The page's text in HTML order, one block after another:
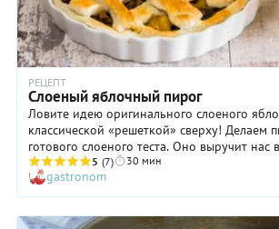
РЕЦЕПТ
Слоеный яблочный пирог
Ловите идею оригинального слоеного
классической «решеткой» сверху! Делаем
готового слоеного теста. Оно выручит нас
разнообразных ситуациях: когда вдруг на
неожиданно наметились гости, или близкие
доме ничего нет к чаю», или огромные
яблоками недвусмысленно намекают, что
5 (7) 30 мин
gastronom